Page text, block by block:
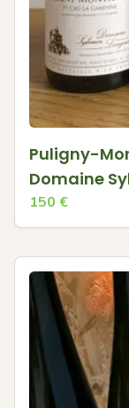
Puligny-
Domaine
150 €